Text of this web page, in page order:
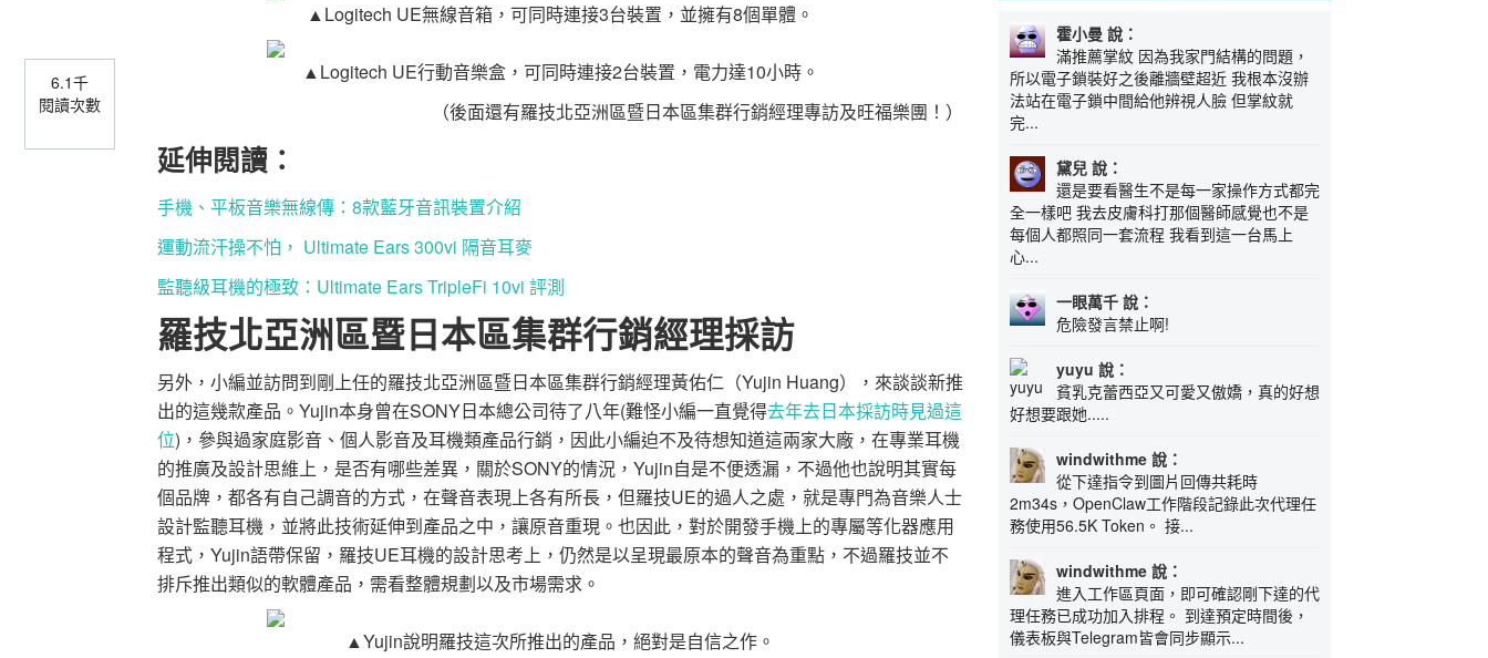
6.1千
閱讀次數
▲Logitech UE無線音箱，可同時連接3台裝置，並擁有8個單體。
▲Logitech UE行動音樂盒，可同時連接2台裝置，電力達10小時。
（後面還有羅技北亞洲區暨日本區集群行銷經理專訪及旺福樂團！）
延伸閱讀：
手機、平板音樂無線傳：8款藍牙音訊裝置介紹
運動流汗操不怕， Ultimate Ears 300vi 隔音耳麥
監聽級耳機的極致：Ultimate Ears TripleFi 10vi 評測
羅技北亞洲區暨日本區集群行銷經理採訪
另外，小編並訪問到剛上任的羅技北亞洲區暨日本區集群行銷經理黃佑仁（Yujin Huang），來談談新推
出的這幾款產品。Yujin本身曾在SONY日本總公司待了八年(難怪小編一直覺得去年去日本採訪時見過這
位)，參與過家庭影音、個人影音及耳機類產品行銷，因此小編迫不及待想知道這兩家大廠，在專業耳機
的推廣及設計思維上，是否有哪些差異，關於SONY的情況，Yujin自是不便透漏，不過他也說明其實每
個品牌，都各有自己調音的方式，在聲音表現上各有所長，但羅技UE的過人之處，就是專門為音樂人士
設計監聽耳機，並將此技術延伸到產品之中，讓原音重現。也因此，對於開發手機上的專屬等化器應用
程式，Yujin語帶保留，羅技UE耳機的設計思考上，仍然是以呈現最原本的聲音為重點，不過羅技並不
排斥推出類似的軟體產品，需看整體規劃以及市場需求。
▲Yujin說明羅技這次所推出的產品，絕對是自信之作。
霍小曼 說：
滿推薦掌紋 因為我家門結構的問題，
所以電子鎖裝好之後離牆壁超近 我根本沒辦
法站在電子鎖中間給他辨視人臉 但掌紋就
完...
黛兒 說：
還是要看醫生不是每一家操作方式都完
全一樣吧 我去皮膚科打那個醫師感覺也不是
每個人都照同一套流程 我看到這一台馬上
心...
一眼萬千 說：
危險發言禁止啊!
yuyu 說：
貧乳克蕾西亞又可愛又傲嬌，真的好想
好想要跟她.....
windwithme 說：
從下達指令到圖片回傳共耗時
2m34s，OpenClaw工作階段記錄此次代理任
務使用56.5K Token。 接...
windwithme 說：
進入工作區頁面，即可確認剛下達的代
理任務已成功加入排程。 到達預定時間後，
儀表板與Telegram皆會同步顯示...